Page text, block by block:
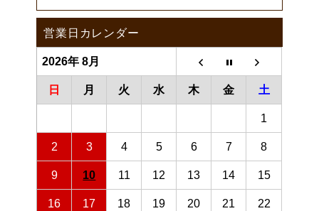
営業日カレンダー
2026年 8月
日 月 火 水 木 金 土
1
2 3 4 5 6 7 8
9 10 11 12 13 14 15
16 17 18 19 20 21 22